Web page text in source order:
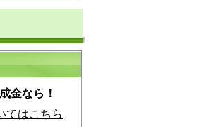
金なら！
てはこちら